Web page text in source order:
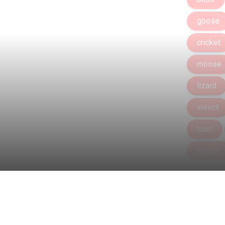
goose
cricket
moose
lizard
insect